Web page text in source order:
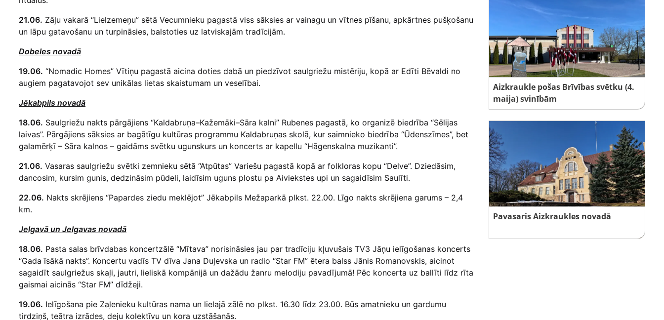
21.06. Zāļu vakarā “Lielzemeņu” sētā Vecumnieku pagastā viss sāksies ar vainagu un vītnes pīšanu, apkārtnes pušķošanu
un lāpu gatavošanu un turpināsies, balstoties uz latviskajām tradīcijām.
Dobeles novadā
19.06. “Nomadic Homes” Vītiņu pagastā aicina doties dabā un piedzīvot saulgriežu mistēriju, kopā ar Edīti Bēvaldi no
augiem pagatavojot sev unikālas lietas skaistumam un veselībai.
Jēkabpils novadā
18.06. Saulgriežu nakts pārgājiens “Kaldabruņa–Kažemāki–Sāra kalni” Rubenes pagastā, ko organizē biedrība “Sēlijas
laivas”. Pārgājiens sāksies ar bagātīgu kultūras programmu Kaldabruņas skolā, kur saimnieko biedrība “Ūdenszīmes”, bet
galamērķī – Sāra kalnos – gaidāms svētku ugunskurs un koncerts ar kapellu “Hāgenskalna muzikanti”.
21.06. Vasaras saulgriežu svētki zemnieku sētā “Atpūtas” Variešu pagastā kopā ar folkloras kopu “Delve”. Dziedāsim,
dancosim, kursim gunis, dedzināsim pūdeli, laidīsim uguns plostu pa Aiviekstes upi un sagaidīsim Saulīti.
22.06. Nakts skrējiens “Papardes ziedu meklējot” Jēkabpils Mežaparkā plkst. 22.00. Līgo nakts skrējiena garums – 2,4
km.
Jelgavā un Jelgavas novadā
18.06. Pasta salas brīvdabas koncertzālē “Mītava” norisināsies jau par tradīciju kļuvušais TV3 Jāņu ielīgošanas koncerts
“Gada īsākā nakts”. Koncertu vadīs TV dīva Jana Duļevska un radio “Star FM” ētera balss Jānis Romanovskis, aicinot
sagaidīt saulgriežus skaļi, jautri, lieliskā kompānijā un dažādu žanru melodiju pavadījumā! Pēc koncerta uz ballīti līdz rīta
gaismai aicinās “Star FM” dīdžeji.
19.06. Ielīgošana pie Zaļenieku kultūras nama un lielajā zālē no plkst. 16.30 līdz 23.00. Būs amatnieku un gardumu
tirdziņš, teātra izrādes, deju kolektīvu un kora uzstāšanās.
Aizkraukle pošas Brīvības svētku (4.
maija) svinībām
Pavasaris Aizkraukles novadā